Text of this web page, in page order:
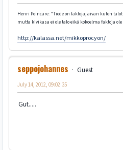
Henri Poincare: "Tiede on faktoja; aivan kuten
mutta kivikasa ei ole talo eikä kokoelma faktoja
http://kalassa.net/mikkoprocyon/
seppojohannes
Guest
July 14, 2012, 09:02:35
Gut.....